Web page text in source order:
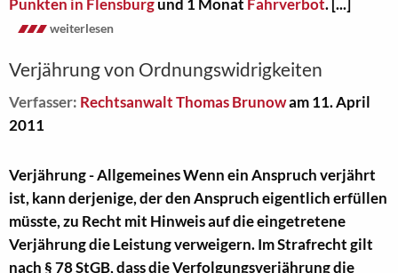
Punkten in Flensburgund 1 Monat Fahrverbot.[...]
weiterlesen
Verjährung von Ordnungswidrigkeiten
Verfasser: Rechtsanwalt Thomas Brunowam 11. April
2011
Verjährung - Allgemeines Wenn ein Anspruch verjährt
ist, kann derjenige, der den Anspruch eigentlich erfüllen
müsste, zu Recht mit Hinweis auf die eingetretene
Verjährung die Leistung verweigern. Im Strafrecht gilt
nach § 78 StGB, dass die Verfolgungsverjährung die